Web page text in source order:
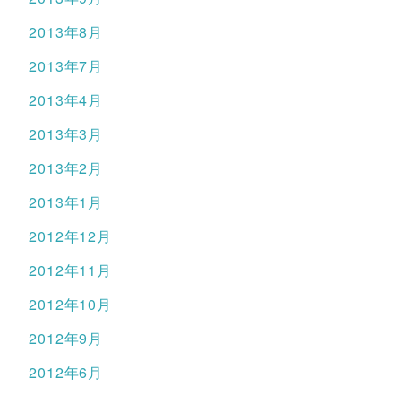
2013年8月
2013年7月
2013年4月
2013年3月
2013年2月
2013年1月
2012年12月
2012年11月
2012年10月
2012年9月
2012年6月